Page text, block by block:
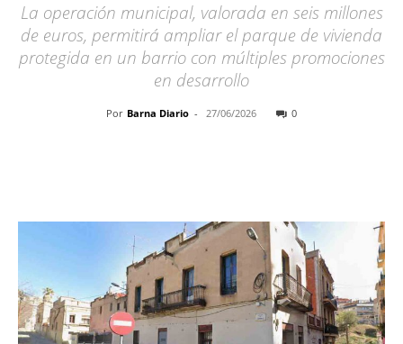
La operación municipal, valorada en seis millones
de euros, permitirá ampliar el parque de vivienda
protegida en un barrio con múltiples promociones
en desarrollo
Por Barna Diario - 27/06/2026 0